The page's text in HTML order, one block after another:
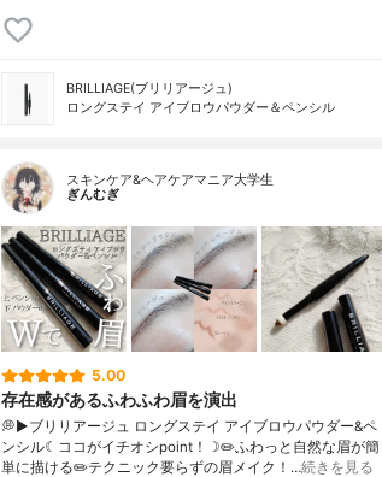
BRILLIAGE(ブリリアージュ)
ロングステイ アイブロウパウダー＆ペンシル
スキンケア&ヘアケアマニア大学生
ぎんむぎ
5.00
存在感があるふわふわ眉を演出
💭▶️ブリリアージュ ロングステイ アイブロウパウダー&ペ
ンシル☾ココがイチオシpoint！☽✏️ふわっと自然な眉が簡
単に描ける✏️テクニック要らずの眉メイク！…続きを見る